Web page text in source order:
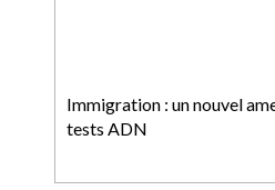
Immigration : un nouvel
tests ADN